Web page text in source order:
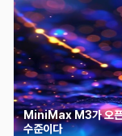
MiniMax M3가 오
수준이다